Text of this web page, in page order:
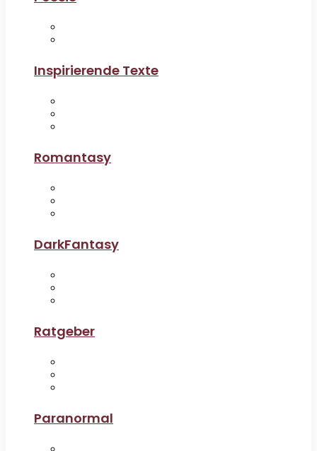
Inspirierende Texte
Romantasy
DarkFantasy
Ratgeber
Paranormal